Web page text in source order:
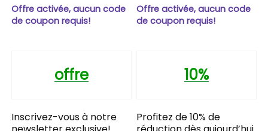
Offre activée, aucun code
de coupon requis!
Offre activée, aucun code
de coupon requis!
offre
Inscrivez-vous à notre
10%
Profitez de 10% de